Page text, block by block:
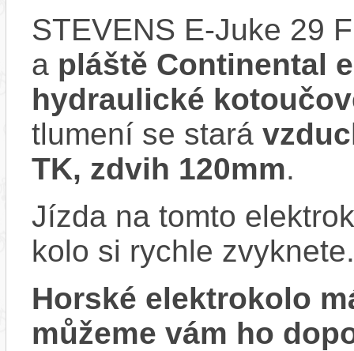
STEVENS E-Juke 29
a pláště Continental
hydraulické
tlumení se stará
TK, zdvih 120mm.
Jízda na tomto
kolo si rychle zvyknete.
Horské elektrokolo
můžeme vám ho